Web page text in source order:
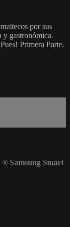
por sus
y gastronómica.
Primera Parte.
® Samsung Smart